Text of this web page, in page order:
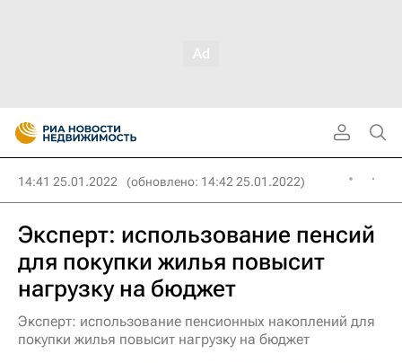
14:41 25.01.2022 (обновлено: 14:42 25.01.2022)
Эксперт: использование пенсий
для покупки жилья повысит
нагрузку на бюджет
Эксперт: использование пенсионных накоплений для
покупки жилья повысит нагрузку на бюджет